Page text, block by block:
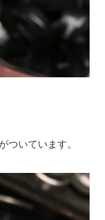
ついています。